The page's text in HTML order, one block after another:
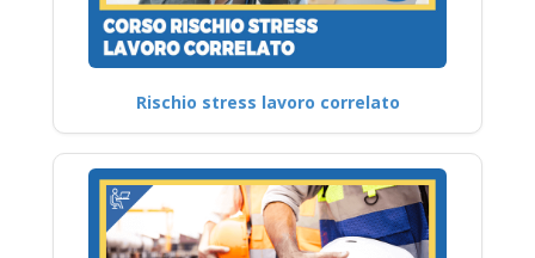
Rischio stress lavoro correlato